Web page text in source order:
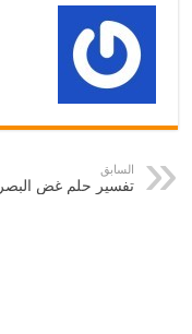
السابق
تفسير حلم غض البصر